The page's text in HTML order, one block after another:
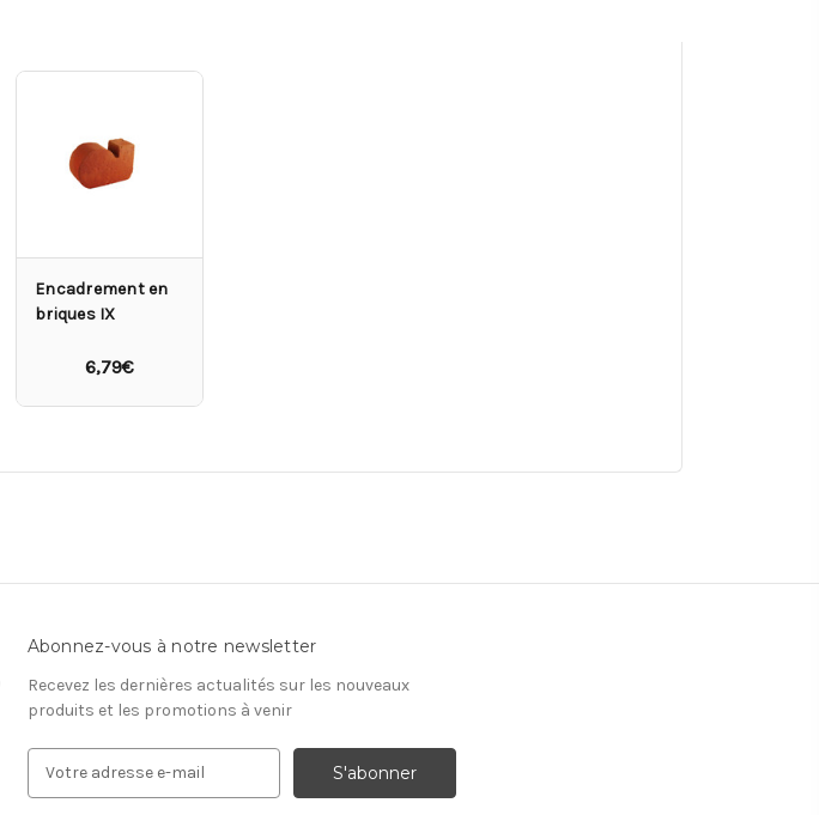
Encadrement en
briques IX
6,79€
Abonnez-vous à notre newsletter
Recevez les dernières actualités sur les nouveaux
produits et les promotions à venir